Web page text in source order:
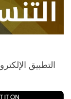
التطبيق